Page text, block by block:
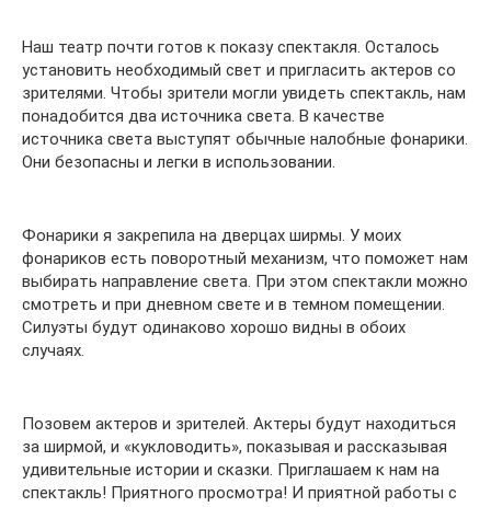
Наш театр почти готов к показу спектакля. Осталось
установить необходимый свет и пригласить актеров со
зрителями. Чтобы зрители могли увидеть спектакль, нам
понадобится два источника света. В качестве
источника света выступят обычные налобные фонарики.
Они безопасны и легки в использовании.
Фонарики я закрепила на дверцах ширмы. У моих
фонариков есть поворотный механизм, что поможет нам
выбирать направление света. При этом спектакли можно
смотреть и при дневном свете и в темном помещении.
Силуэты будут одинаково хорошо видны в обоих
случаях.
Позовем актеров и зрителей. Актеры будут находиться
за ширмой, и «кукловодить», показывая и рассказывая
удивительные истории и сказки. Приглашаем к нам на
спектакль! Приятного просмотра! И приятной работы с